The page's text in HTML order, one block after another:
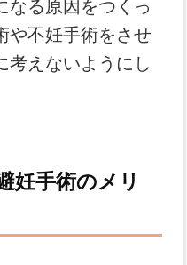
なる原因をつくっ
や不妊手術をさせ
考えないようにし
妊手術のメリ